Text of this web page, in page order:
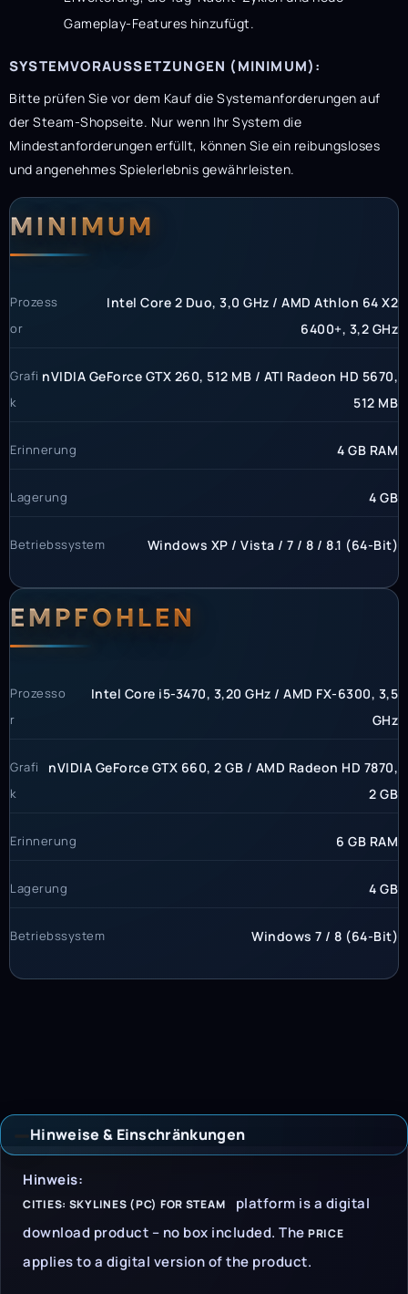
Gameplay-Features hinzufügt.
SYSTEMVORAUSSETZUNGEN (MINIMUM):
Bitte prüfen Sie vor dem Kauf die Systemanforderungen auf
der Steam-Shopseite. Nur wenn Ihr System die
Mindestanforderungen erfüllt, können Sie ein reibungsloses
und angenehmes Spielerlebnis gewährleisten.
MINIMUM
Prozess
or
Intel Core 2 Duo, 3,0 GHz / AMD Athlon 64 X2
6400+, 3,2 GHz
Grafi
k
nVIDIA GeForce GTX 260, 512 MB / ATI Radeon HD 5670,
512 MB
Erinnerung 4 GB RAM
Lagerung 4 GB
Betriebssystem Windows XP / Vista / 7 / 8 / 8.1 (64-Bit)
EMPFOHLEN
Prozesso
r
Intel Core i5-3470, 3,20 GHz / AMD FX-6300, 3,5
GHz
Grafi
k
nVIDIA GeForce GTX 660, 2 GB / AMD Radeon HD 7870,
2 GB
Erinnerung 6 GB RAM
Lagerung 4 GB
Betriebssystem Windows 7 / 8 (64-Bit)
Hinweise & Einschränkungen
Hinweise &
Hinweis:
CITIES: SKYLINES (PC) FOR STEAM
platform is a digital
download product – no box included. The PRICE
applies to a digital version of the product.